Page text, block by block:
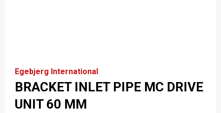
Egebjerg International
BRACKET INLET PIPE MC DRIVE
UNIT 60 MM